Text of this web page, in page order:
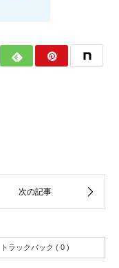
トラックバック ( 0 )